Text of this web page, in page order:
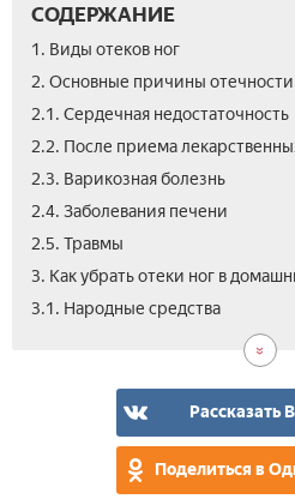
СОДЕРЖАНИЕ
1. Виды отеков ног
2. Основные причины отечности
2.1. Сердечная недостаточность
2.2. После приема
2.3. Варикозная болезнь
2.4. Заболевания печени
2.5. Травмы
3. Как убрать отеки ног в
3.1. Народные средства
Рассказать
Поделиться в